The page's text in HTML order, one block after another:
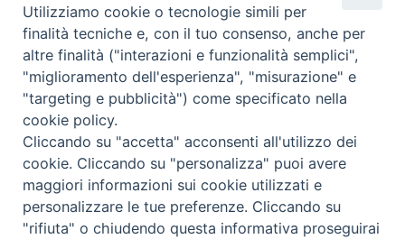
e mail:ufficiovocazionipadova@gmail.com
sede: Casa Sant'Andrea
via Valmarana, 20 – 35133 Padova
instagram:@casasantandreapadova
e mail:casasantandreapadova@gmail.com
Utilizziamo cookie o tecnologie simili per
finalità tecniche e, con il tuo consenso, anche per
altre finalità ("interazioni e funzionalità semplici",
"miglioramento dell'esperienza", "misurazione" e
"targeting e pubblicità") come specificato nella
cookie policy.
Cliccando su "accetta" acconsenti all'utilizzo dei
cookie. Cliccando su "personalizza" puoi avere
maggiori informazioni sui cookie utilizzati e
personalizzare le tue preferenze. Cliccando su
"rifiuta" o chiudendo questa informativa proseguirai